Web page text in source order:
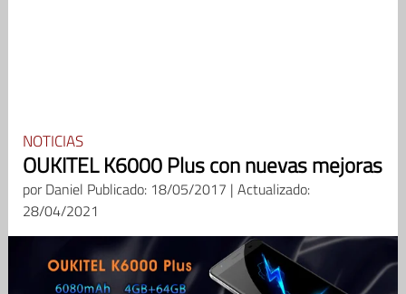
NOTICIAS
OUKITEL K6000 Plus con nuevas mejoras
porDaniel Publicado: 18/05/2017 | Actualizado:
28/04/2021